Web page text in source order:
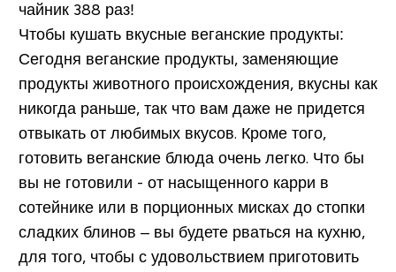
чайник 388 раз!
Чтобы кушать вкусные веганские продукты:
Сегодня веганские продукты, заменяющие
продукты животного происхождения, вкусны как
никогда раньше, так что вам даже не придется
отвыкать от любимых вкусов. Кроме того,
готовить веганские блюда очень легко. Что бы
вы не готовили - от насыщенного карри в
сотейнике или в порционных мисках до стопки
сладких блинов – вы будете рваться на кухню,
для того, чтобы с удовольствием приготовить